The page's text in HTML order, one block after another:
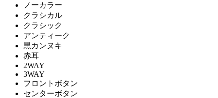
ノーカラー
クラシカル
クラシック
アンティーク
黒カンヌキ
赤耳
2WAY
3WAY
フロントボタン
センターボタン